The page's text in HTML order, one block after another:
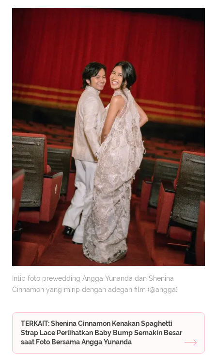
Intip foto prewedding Angga Yunanda dan Shenina
Cinnamon yang mirip dengan adegan film (@angga)
TERKAIT: Shenina Cinnamon Kenakan Spaghetti
Strap Lace Perlihatkan Baby Bump Semakin Besar
saat Foto Bersama Angga Yunanda